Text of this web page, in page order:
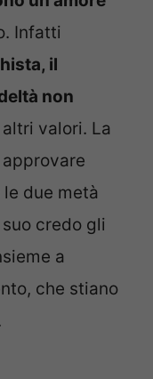
Infatti
il
non
valori. La
due metà
credo gli
a
che stiano